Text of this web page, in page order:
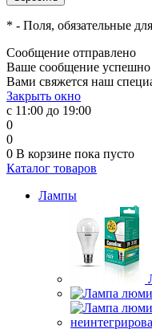
* - Поля, обязательные
Сообщение отправлено
Ваше сообщение
Вами свяжется наш
Закрыть окно
с 11:00 до 19:00
0
0
0 В корзине пока пусто
Каталог товаров
Лампы